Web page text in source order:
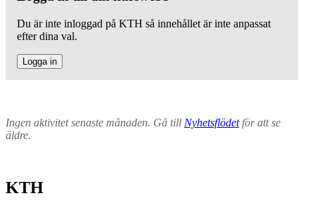
Du är inte inloggad på KTH så innehållet är inte anpassat
efter dina val.
Logga in
Ingen aktivitet senaste månaden. Gå till Nyhetsflödetför att se
äldre.
KTH